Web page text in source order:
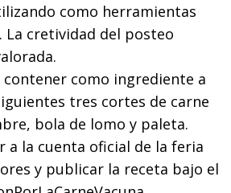
como herramientas
La cretividad del posteo
contener como ingrediente a
tres cortes de carne
bola de lomo y paleta.
a la cuenta oficial de la feria
y publicar la receta bajo el